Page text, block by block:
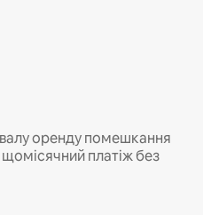
оренду помешкання
платіж без